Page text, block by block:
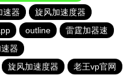
速器
旋风加速度器
outline
雷霆加器速
器
旋风加速度器 老王vp官网